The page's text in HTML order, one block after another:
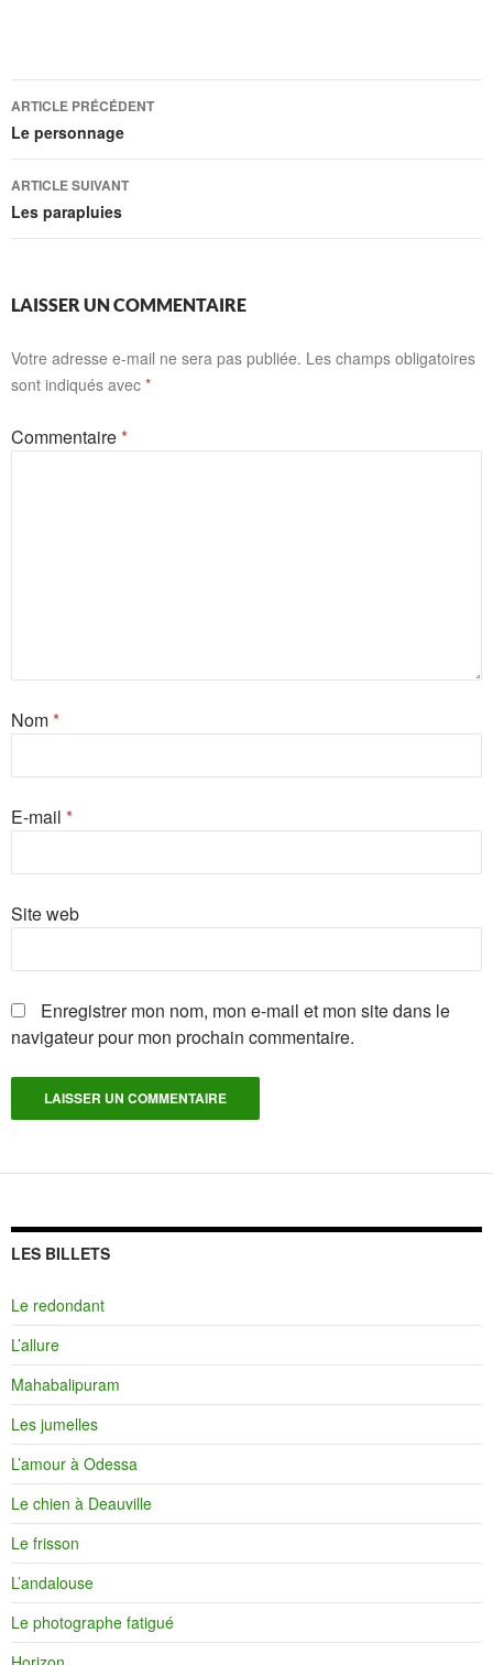
Navigation
des
articles
ARTICLE PRÉCÉDENT
Le personnage
ARTICLE SUIVANT
Les parapluies
LAISSER UN COMMENTAIRE
Votre adresse e-mail ne sera pas publiée. Les champs obligatoires
sont indiqués avec *
Commentaire*
Nom*
E-mail *
Site web
Enregistrer mon nom, mon e-mail et mon site dans le
navigateur pour mon prochain commentaire.
LES BILLETS
Le redondant
L’allure
Mahabalipuram
Les jumelles
L’amour à Odessa
Le chien à Deauville
Le frisson
L’andalouse
Le photographe fatigué